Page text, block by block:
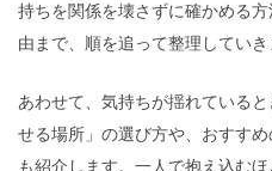
持ちを関係を壊さずに確かめる
由まで、順を追って整理していき
あわせて、気持ちが揺れている
せる場所」の選び方や、おすす
も紹介します。一人で抱え込む